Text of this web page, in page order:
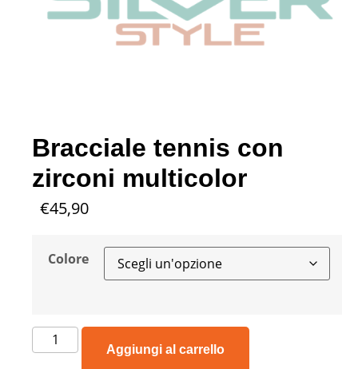
Bracciale tennis con
zirconi multicolor
€45,90
Colore
Aggiungi al carrello